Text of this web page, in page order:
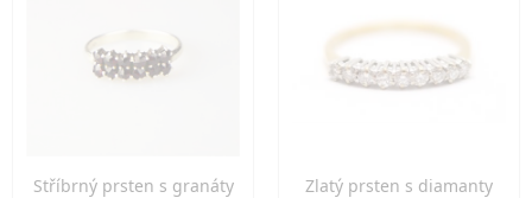
Stříbrný prsten s granáty Zlatý prsten s diamanty